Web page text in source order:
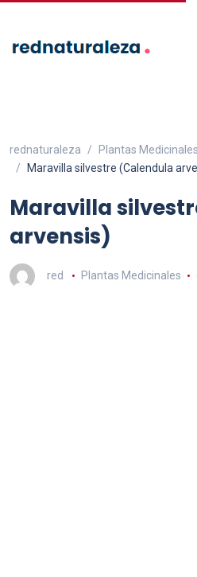
rednaturaleza
Plantas Medicinales
Maravilla silvestre (Calendula
Maravilla
arvensis)
red Plantas Medicinales